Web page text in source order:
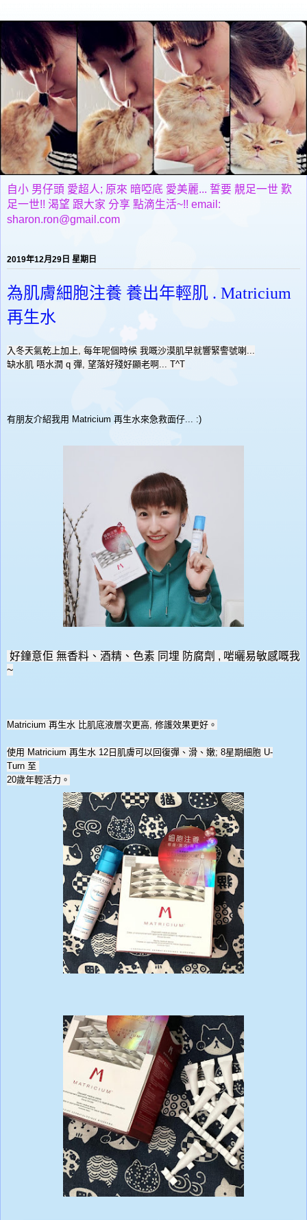
自小 男仔頭 愛超人; 原來 暗啞底 愛美麗... 誓要 靚足一世 歎
足一世!! 渴望 跟大家 分享 點滴生活~!! email:
sharon.ron@gmail.com
2019年12月29日 星期日
為肌膚細胞注養 養出年輕肌 . Matricium
再生水
入冬天氣乾上加上, 每年呢個時候 我嘅沙漠肌早就響緊警號喇 ...
缺水肌 唔水潤 q 彈, 望落好殘好顯老啊... T^T
有朋友介紹我用 Matricium 再生水來急救面仔... :)
好鐘意佢 無香料、酒精、色素 同埋 防腐劑 , 啱曬易敏感嘅我
~
Matricium 再生水 比肌底液層次更高, 修護效果更好。
使用 Matricium 再生水 12 日肌膚可以 回復彈、滑、嫩; 8星期細胞 U-
Turn 至
20歲年輕活力。